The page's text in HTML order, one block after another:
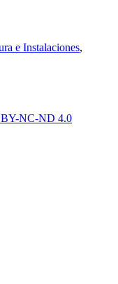
e Instalaciones,
NC-ND 4.0